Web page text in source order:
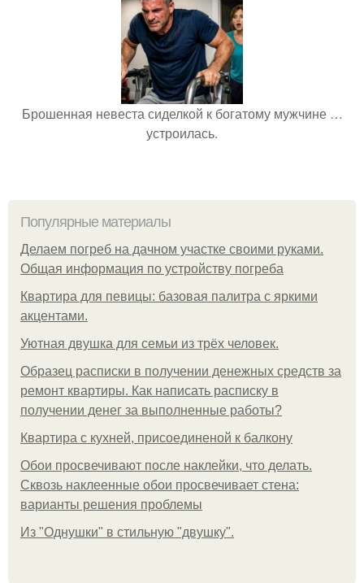
Брошенная невеста сиделкой к богатому мужчине …
устроилась.
Популярные материалы
Делаем погреб на дачном участке своими руками.
Общая информация по устройству погреба
Квартира для певицы: базовая палитра с яркими
акцентами.
Уютная двушка для семьи из трёх человек.
Образец расписки в получении денежных средств за
ремонт квартиры. Как написать расписку в
получении денег за выполненные работы?
Квартира с кухней, присоединеной к балкону
Обои просвечивают после наклейки, что делать.
Сквозь наклеенные обои просвечивает стена:
варианты решения проблемы
Из "Однушки" в стильную "двушку".